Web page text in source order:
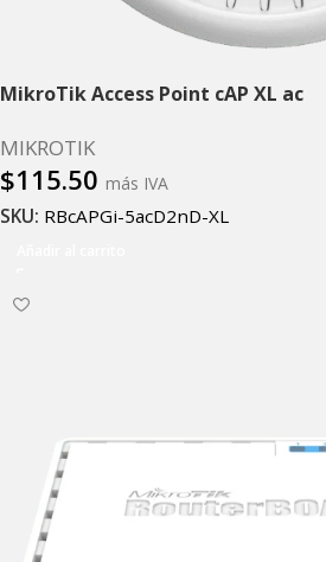
MikroTik Access Point cAP XL ac
MIKROTIK
$115.50 más IVA
SKU: RBcAPGi-5acD2nD-XL